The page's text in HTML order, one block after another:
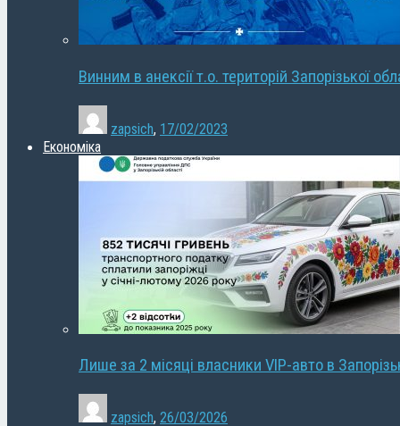
Винним в анексії т.о. територій Запорізької
zapsich, 17/02/2023
Економіка
Лише за 2 місяці власники VIP-авто в
zapsich, 26/03/2026